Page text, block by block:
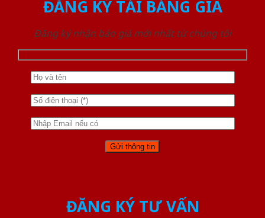
ĐĂNG KÝ TẢI BẢNG GIÁ
Đăng ký nhận báo giá mới nhất từ chúng tôi
ĐĂNG KÝ TƯ VẤN